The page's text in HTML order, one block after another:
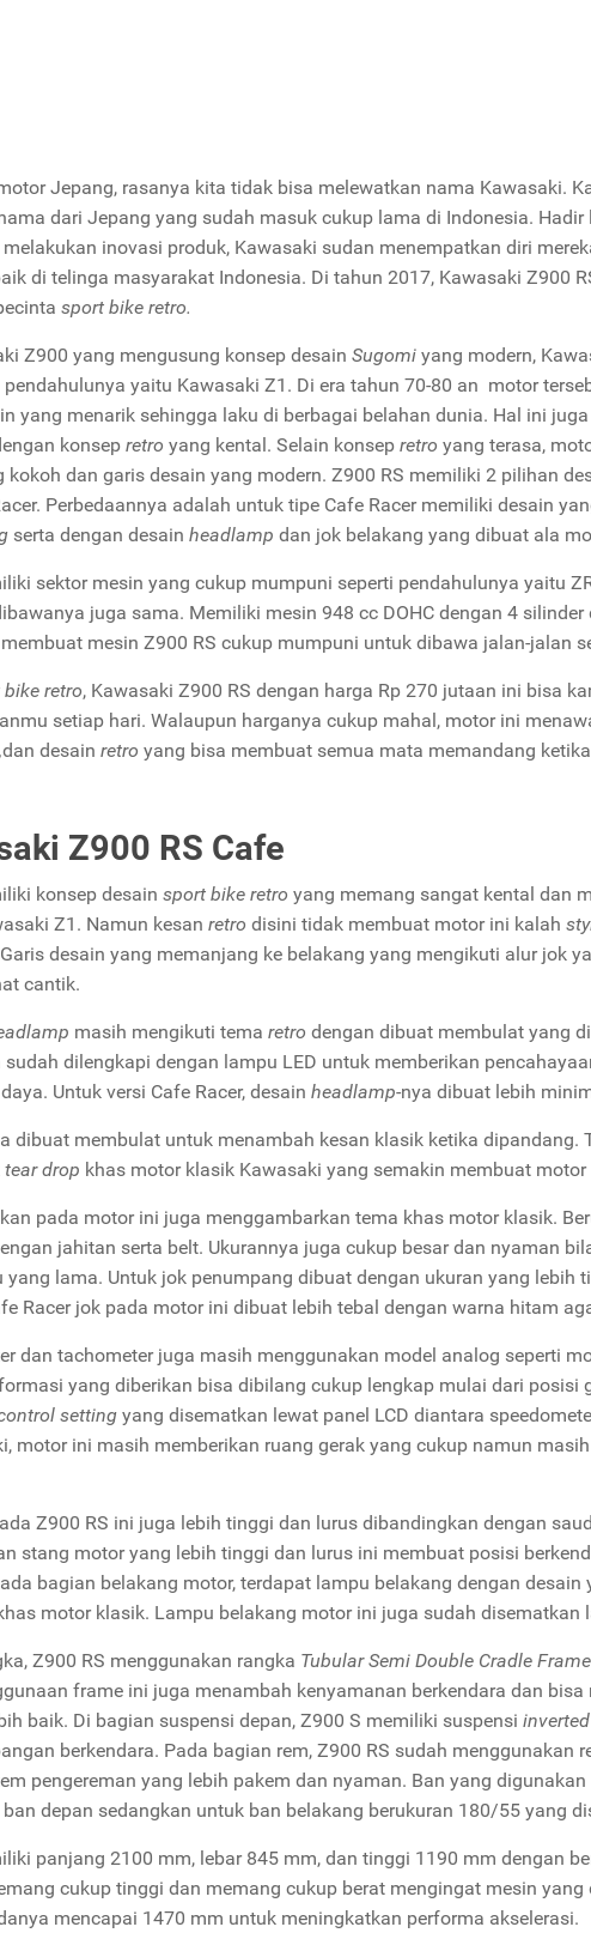
Jepang, rasanya kita tidak bisa melewatkan nama Kawasaki.
dari Jepang yang sudah masuk cukup lama di Indonesia.
inovasi produk, Kawasaki sudan menempatkan diri
di telinga masyarakat Indonesia. Di tahun 2017, Kawasaki Z900
sport bike retro.
Z900 yang mengusung konsep desain Sugomi yang modern,
yaitu Kawasaki Z1. Di era tahun 70-80 an motor
yang menarik sehingga laku di berbagai belahan dunia. Hal ini
konsep retro yang kental. Selain konsep retro yang terasa,
kokoh dan garis desain yang modern. Z900 RS memiliki 2 pilihan
Perbedaannya adalah untuk tipe Cafe Racer memiliki desain
serta dengan desain headlamp dan jok belakang yang dibuat ala
sektor mesin yang cukup mumpuni seperti pendahulunya yaitu
juga sama. Memiliki mesin 948 cc DOHC dengan 4 silinder
membuat mesin Z900 RS cukup mumpuni untuk dibawa jalan-jalan
retro, Kawasaki Z900 RS dengan harga Rp 270 jutaan ini bisa
setiap hari. Walaupun harganya cukup mahal, motor ini
dan desain retro yang bisa membuat semua mata memandang
Z900 RS Cafe
konsep desain sport bike retro yang memang sangat kental dan
Z1. Namun kesan retro disini tidak membuat motor ini kalah
desain yang memanjang ke belakang yang mengikuti alur jok
cantik.
masih mengikuti tema retro dengan dibuat membulat yang
sudah dilengkapi dengan lampu LED untuk memberikan
Untuk versi Cafe Racer, desain headlamp-nya dibuat lebih
dibuat membulat untuk menambah kesan klasik ketika dipandang.
tear drop khas motor klasik Kawasaki yang semakin membuat
pada motor ini juga menggambarkan tema khas motor klasik.
jahitan serta belt. Ukurannya juga cukup besar dan nyaman
yang lama. Untuk jok penumpang dibuat dengan ukuran yang lebih
Racer jok pada motor ini dibuat lebih tebal dengan warna hitam
dan tachometer juga masih menggunakan model analog seperti
yang diberikan bisa dibilang cukup lengkap mulai dari posisi
setting yang disematkan lewat panel LCD diantara
motor ini masih memberikan ruang gerak yang cukup namun
Z900 RS ini juga lebih tinggi dan lurus dibandingkan dengan
stang motor yang lebih tinggi dan lurus ini membuat posisi
bagian belakang motor, terdapat lampu belakang dengan desain
motor klasik. Lampu belakang motor ini juga sudah disematkan
Z900 RS menggunakan rangka Tubular Semi Double Cradle Frame
frame ini juga menambah kenyamanan berkendara dan bisa
baik. Di bagian suspensi depan, Z900 S memiliki suspensi
berkendara. Pada bagian rem, Z900 RS sudah menggunakan
pengereman yang lebih pakem dan nyaman. Ban yang
depan sedangkan untuk ban belakang berukuran 180/55 yang
panjang 2100 mm, lebar 845 mm, dan tinggi 1190 mm dengan
cukup tinggi dan memang cukup berat mengingat mesin
mencapai 1470 mm untuk meningkatkan performa akselerasi.